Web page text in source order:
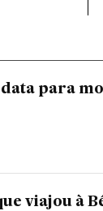
para
viajou à